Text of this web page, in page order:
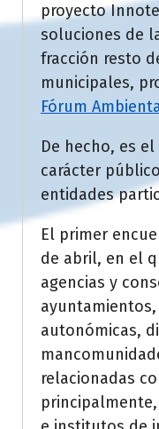
proyecto
soluciones de
fracción resto
municipales,
Fórum
De hecho, es
carácter
entidades
El primer
de abril, en el
agencias y
autonómicas,
relacionadas
principalmente,